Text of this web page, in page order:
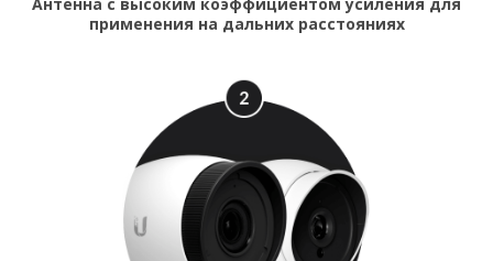
применения на дальних расстояниях